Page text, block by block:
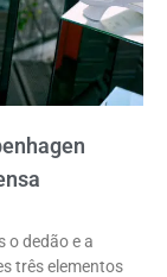
o dedão e a
três elementos